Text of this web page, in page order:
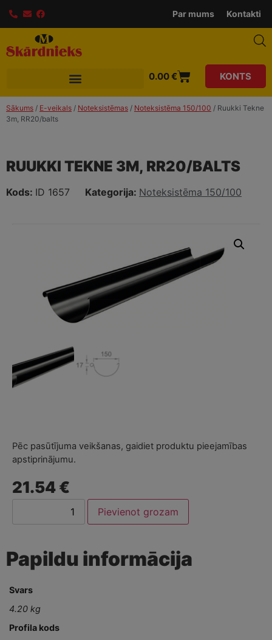
Par mums Kontakti
0.00€ KONTS
Sākums / E-veikals / Noteksistēmas / Noteksistēma 150/100 / Ruukki Tekne
3m, RR20/balts
RUUKKI TEKNE 3M, RR20/BALTS
Kods: ID 1657 Kategorija: Noteksistēma 150/100
Pēc pasūtījuma veikšanas, gaidiet produktu pieejamības
apstiprinājumu.
21.54 €
Pievienot grozam
Papildu informācija
Svars
4.20 kg
Profila kods